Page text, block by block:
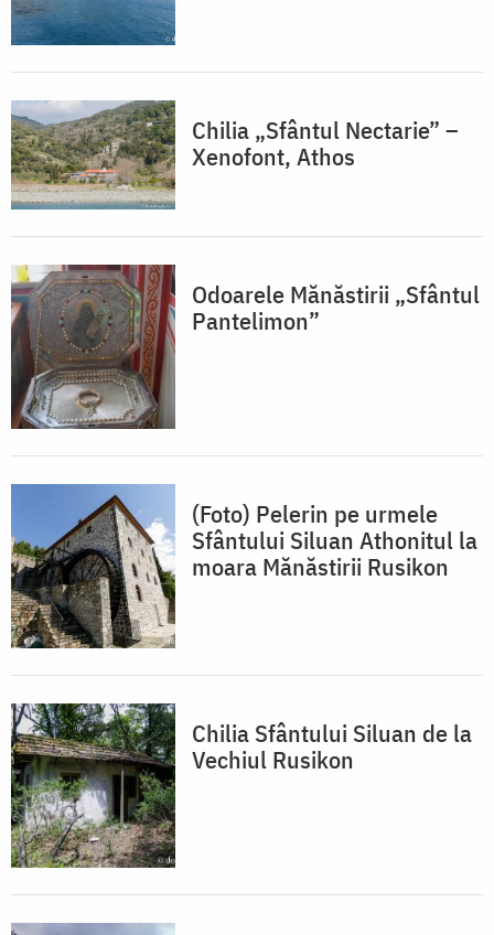
Chilia „Sfântul Nectarie” –
Xenofont, Athos
Odoarele Mănăstirii „Sfântul
Pantelimon”
(Foto) Pelerin pe urmele
Sfântului Siluan Athonitul la
moara Mănăstirii Rusikon
Chilia Sfântului Siluan de la
Vechiul Rusikon